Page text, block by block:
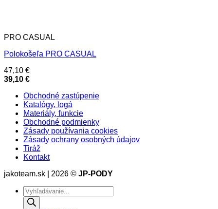
PRO CASUAL
Polokošeľa PRO CASUAL
47,10 €
39,10 €
Obchodné zastúpenie
Katalógy, logá
Materiály, funkcie
Obchodné podmienky
Zásady používania cookies
Zásady ochrany osobných údajov
Tiráž
Kontakt
jakoteam.sk | 2026 © JP-PODY
Products
search